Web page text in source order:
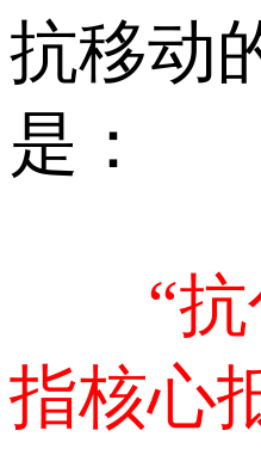
抗移动
是：
“
指核心